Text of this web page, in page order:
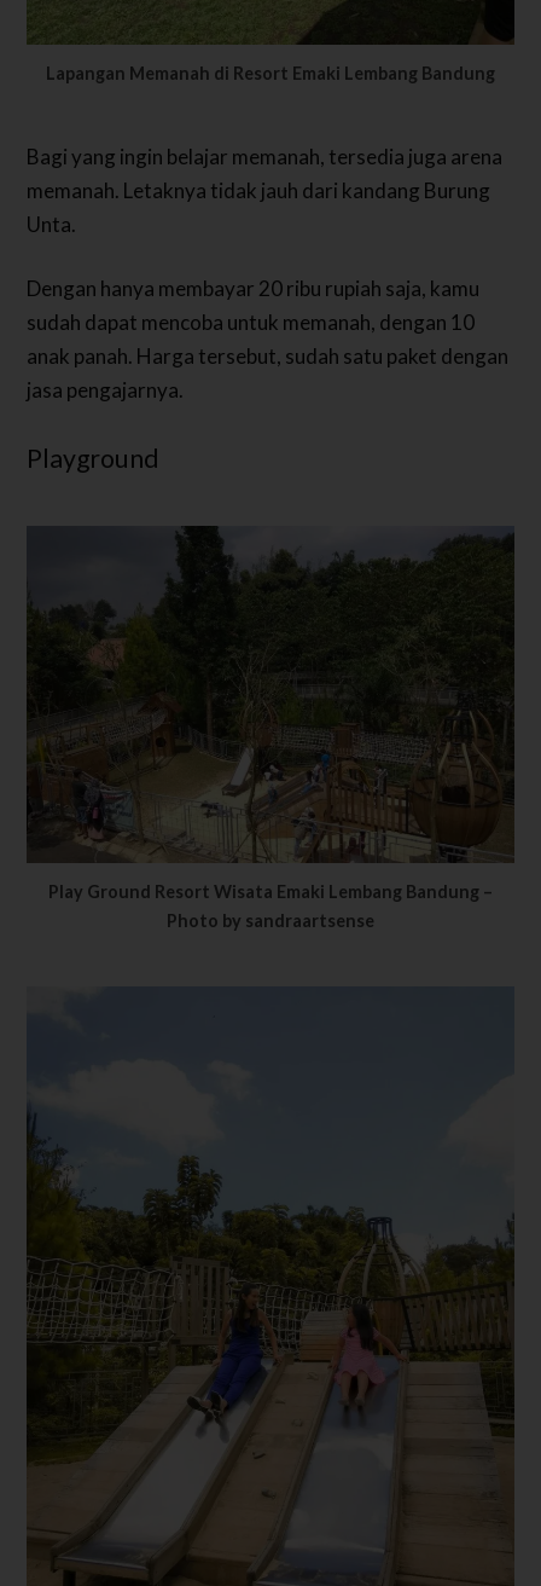
Lapangan Memanah di Resort Emaki Lembang Bandung
Bagi yang ingin belajar memanah, tersedia juga arena
memanah. Letaknya tidak jauh dari kandang Burung
Unta.
Dengan hanya membayar 20 ribu rupiah saja, kamu
sudah dapat mencoba untuk memanah, dengan 10
anak panah. Harga tersebut, sudah satu paket dengan
jasa pengajarnya.
Playground
Play Ground Resort Wisata Emaki Lembang Bandung –
Photo by sandraartsense